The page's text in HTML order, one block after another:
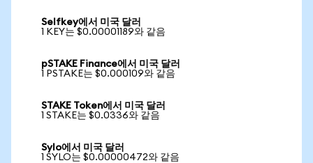
Selfkey에서 미국 달러
1 KEY는 $0.00001189와 같음
pSTAKE Finance에서 미국 달러
1 PSTAKE는 $0.000109와 같음
STAKE Token에서 미국 달러
1 STAKE는 $0.0336와 같음
Sylo에서 미국 달러
1 SYLO는 $0.00000472와 같음